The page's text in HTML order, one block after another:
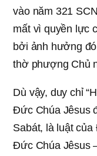
vào năm 321
mất vì quyền lực
bởi ảnh hưởng
thờ phượng Chủ
Dù vậy, duy chỉ
Đức Chúa Jêsus
Sabát, là luật
Đức Chúa Jêsus